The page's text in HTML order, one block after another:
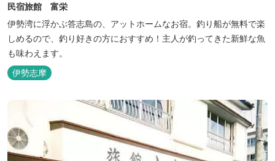
民宿旅館 富栄
伊勢湾に浮かぶ答志島の、アットホームなお宿。釣り船が無料で楽
しめるので、釣り好きの方におすすめ！主人が釣ってきた新鮮な魚
も味わえます。
伊勢志摩